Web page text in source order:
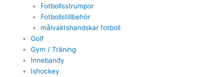
Fotbollsstrumpor
Fotbollstillbehör
målvaktshandskar fotboll
Golf
Gym / Träning
Innebandy
Ishockey